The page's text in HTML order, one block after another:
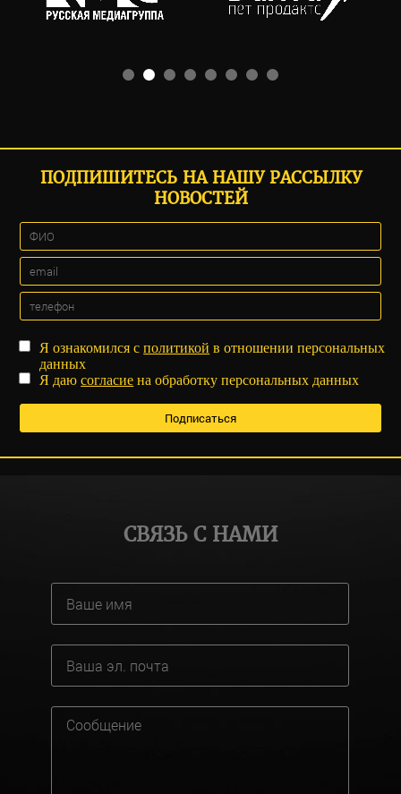
ПОДПИШИТЕСЬ НА НАШУ РАССЫЛКУ
НОВОСТЕЙ
Я ознакомился сполитикой в отношении персональных
данных
Я даюсогласие на обработку персональных данных
СВЯЗЬ С НАМИ